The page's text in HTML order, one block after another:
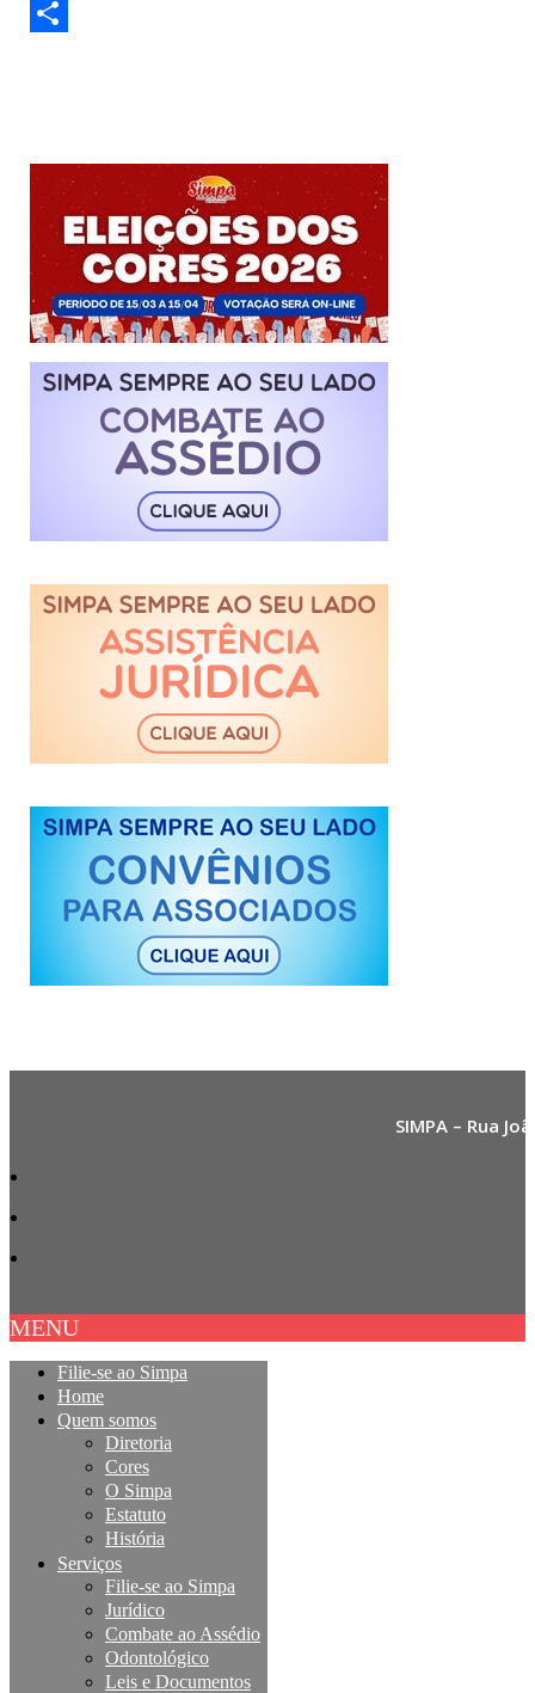
Link
Print
SIMPA – Rua
MENU
Filie-se ao Simpa
Home
Quem somos
Diretoria
Cores
O Simpa
Estatuto
História
Serviços
Filie-se ao Simpa
Jurídico
Combate ao Assédio
Odontológico
Leis e Documentos